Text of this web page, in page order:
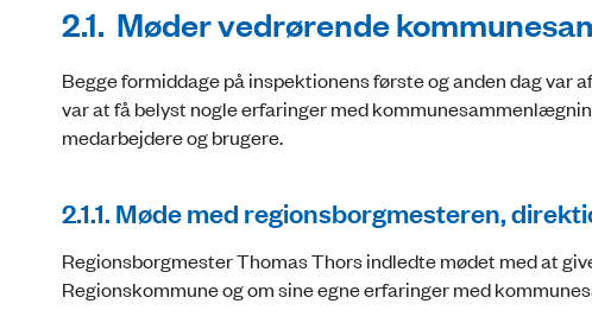
2.1. Møder vedrørende
Begge formiddage på inspektionens første og anden dag
var at få belyst nogle erfaringer med
medarbejdere og brugere.
2.1.1. Møde med regionsborgmesteren,
Regionsborgmester Thomas Thors indledte mødet med at
Regionskommune og om sine egne erfaringer med